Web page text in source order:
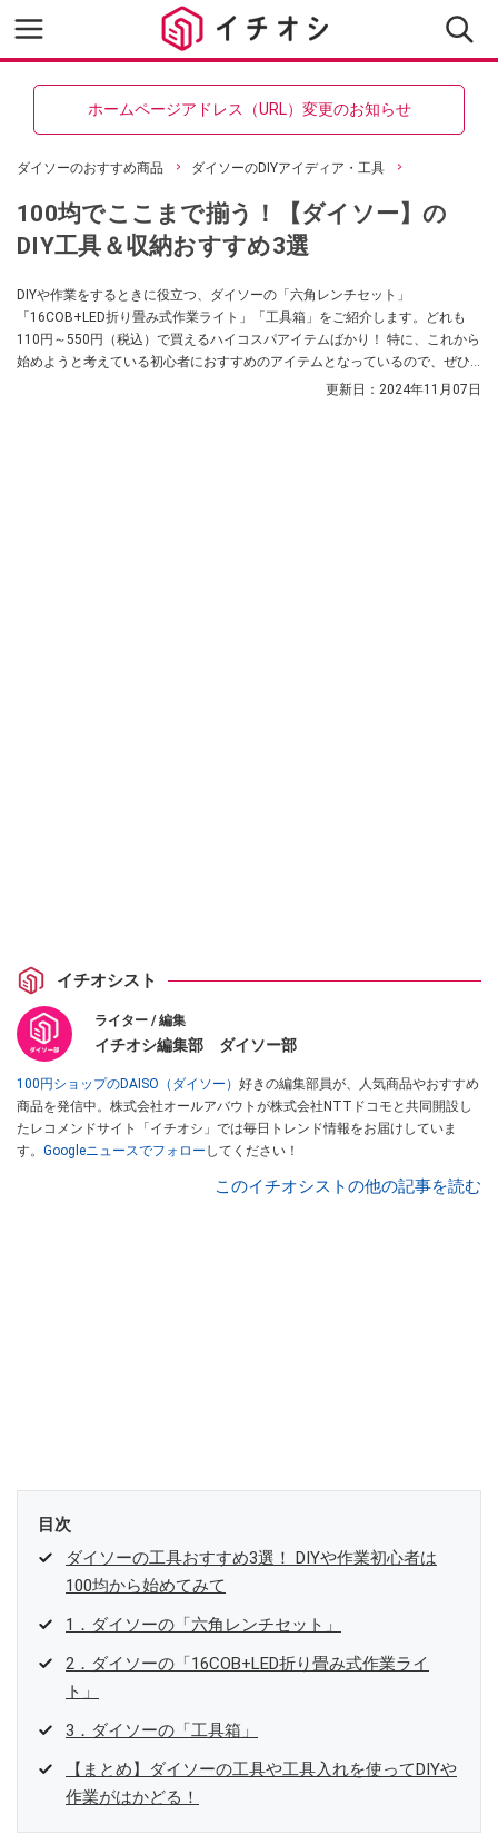
ホームページアドレス（URL）変更のお知らせ
ダイソーのおすすめ商品 ダイソーのDIYアイディア・工具
100均でここまで揃う！【ダイソー】の
DIY工具＆収納おすすめ3選
DIYや作業をするときに役立つ、ダイソーの「六角レンチセット」
「16COB+LED折り畳み式作業ライト」「工具箱」をご紹介します。どれも
110円～550円（税込）で買えるハイコスパアイテムばかり！ 特に、これから
始めようと考えている初心者におすすめのアイテムとなっているので、ぜひ
更新日： 2024年11月07日
イチオシスト
ライター / 編集
イチオシ編集部 ダイソー部
100円ショップのDAISO（ダイソー） 好きの編集部員が、人気商品やおすすめ
商品を発信中。株式会社オールアバウトが株式会社NTTドコモと共同開設し
たレコメンドサイト「イチオシ」では毎日トレンド情報をお届けしていま
す。 Googleニュースでフォロー してください！
このイチオシストの他の記事を読む
目次
ダイソーの工具おすすめ3選！ DIYや作業初心者は
100均から始めてみて
1．ダイソーの「六角レンチセット」
2．ダイソーの「16COB+LED折り畳み式作業ライ
ト」
3．ダイソーの「工具箱」
【まとめ】ダイソーの工具や工具入れを使ってDIYや
作業がはかどる！